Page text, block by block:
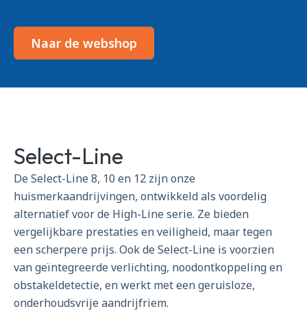
Naar de webshop
Select-Line
De Select-Line 8, 10 en 12 zijn onze
huismerkaandrijvingen, ontwikkeld als voordelig
alternatief voor de High-Line serie. Ze bieden
vergelijkbare prestaties en veiligheid, maar tegen
een scherpere prijs. Ook de Select-Line is voorzien
van geïntegreerde verlichting, noodontkoppeling en
obstakeldetectie, en werkt met een geruisloze,
onderhoudsvrije aandrijfriem.